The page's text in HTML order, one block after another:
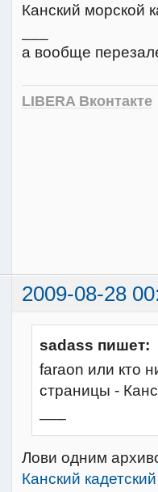
Канский морской
а вообще
LIBERA Вконтакте
2009-08-28
sadass пишет:
faraon или кто
страницы -
Лови одним
Канский